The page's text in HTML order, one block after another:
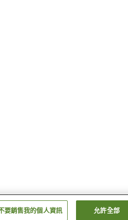
要銷售我的個人資訊 允許全部